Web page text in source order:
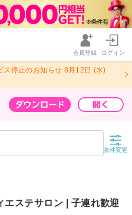
会員登録 ログイン
ス停止のお知らせ 8月12日 (水)
条件変更
ステサロン | 子連れ歓迎